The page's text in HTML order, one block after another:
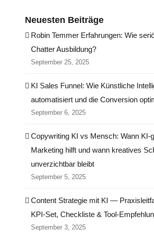
Neuesten Beiträge
Robin Temmer Erfahrungen: Wie
Chatter Ausbildung?
September 25, 2025
KI Sales Funnel: Wie Künstliche
automatisiert und die Conversion
September 6, 2025
Copywriting KI vs Mensch: Wann KI-
Marketing hilft und wann kreatives
unverzichtbar bleibt
September 5, 2025
Content Strategie mit KI —
KPI‑Set, Checkliste &
September 3, 2025